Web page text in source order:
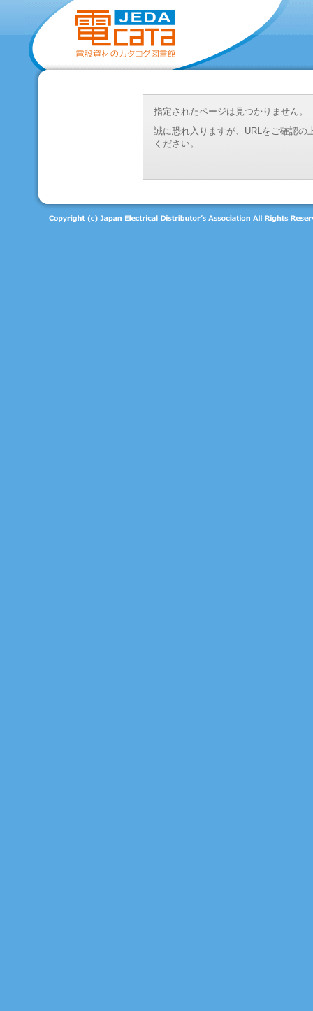
指定されたページは見つかりません。
誠に恐れ入りますが、URLをご確認
ください。